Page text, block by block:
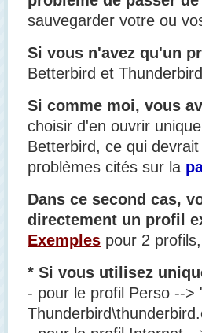
sauvegarder votre ou
Si vous n'avez qu'un
Betterbird et
Si comme moi, vous
choisir d'en ouvrir
Betterbird, ce qui
problèmes cités sur la
Dans ce second cas,
directement un profil
Exemples pour 2 profils,
* Si vous utilisez
- pour le profil Perso -->